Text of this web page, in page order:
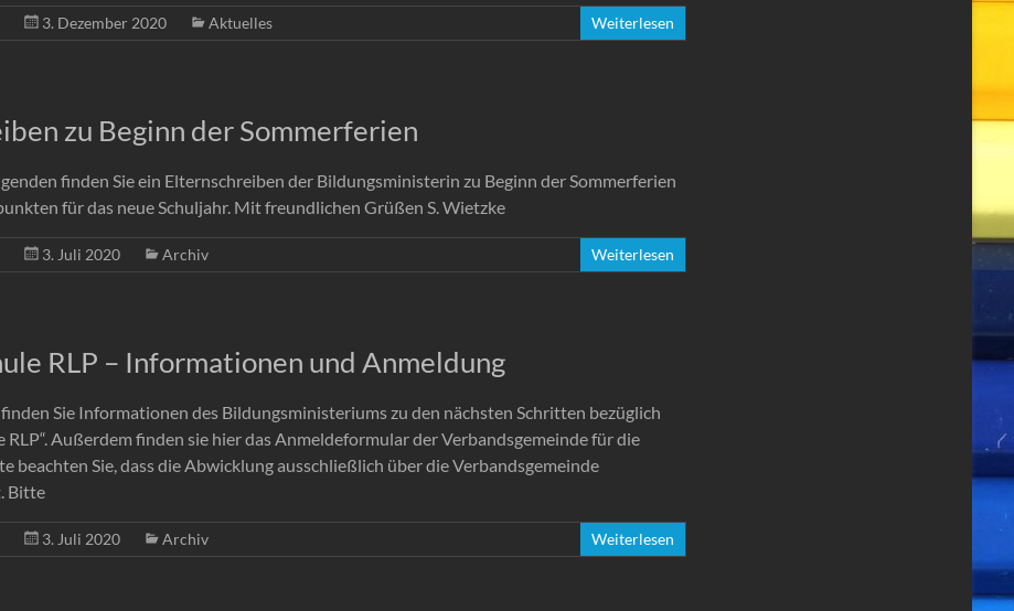
3. Dezember 2020 Aktuelles Weiterlesen
zu Beginn der Sommerferien
finden Sie ein Elternschreiben der Bildungsministerin zu Beginn der Sommerferien
für das neue Schuljahr. Mit freundlichen Grüßen S. Wietzke
3. Juli 2020 Archiv Weiterlesen
RLP – Informationen und Anmeldung
Sie Informationen des Bildungsministeriums zu den nächsten Schritten bezüglich
RLP“. Außerdem finden sie hier das Anmeldeformular der Verbandsgemeinde für die
beachten Sie, dass die Abwicklung ausschließlich über die Verbandsgemeinde
Bitte
3. Juli 2020 Archiv Weiterlesen